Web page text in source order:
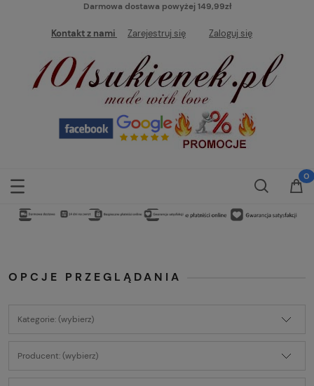
Darmowa dostawa powyżej 149,99zł
Kontakt z nami Zarejestruj się Zaloguj się
OPCJE PRZEGLĄDANIA
Kategorie: (wybierz)
Producent: (wybierz)